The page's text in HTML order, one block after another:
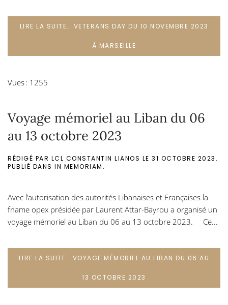
LIRE LA SUITE...VETERANS DAY DU 10 NOVEMBRE 2023
À MARSEILLE
Vues : 1255
Voyage mémoriel au Liban du 06
au 13 octobre 2023
RÉDIGÉ PAR LCL CONSTANTIN LIANOS LE 31 OCTOBRE 2023 .
PUBLIÉ DANS IN MEMORIAM .
Avec l’autorisation des autorités Libanaises et Françaises la
fname opex présidée par Laurent Attar-Bayrou a organisé un
voyage mémoriel au Liban du 06 au 13 octobre 2023. Ce...
LIRE LA SUITE...VOYAGE MÉMORIEL AU LIBAN DU 06 AU
13 OCTOBRE 2023